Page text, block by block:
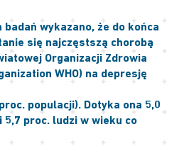
badań wykazano, że do końca
się najczęstszą chorobą
Organizacji Zdrowia
WHO) na depresję
populacji). Dotyka ona 5,0
5,7 proc. ludzi w wieku co